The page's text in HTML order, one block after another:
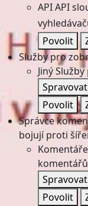
APIAPI
Povolit
Služby pro
Jiný
Povolit
Správce
bojují proti
Komentáře
Povolit